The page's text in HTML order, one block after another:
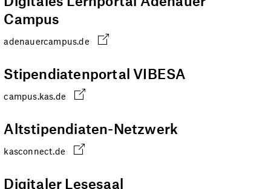
Campus
adenauercampus.de
Stipendiatenportal VIBESA
campus.kas.de
Altstipendiaten-Netzwerk
kasconnect.de
Digitaler Lesesaal